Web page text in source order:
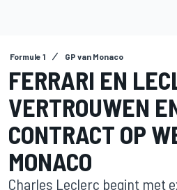
Formule 1 GP van Monaco
FERRARI EN
VERTROUWEN
CONTRACT OP
MONACO
Charles Leclerc begint met